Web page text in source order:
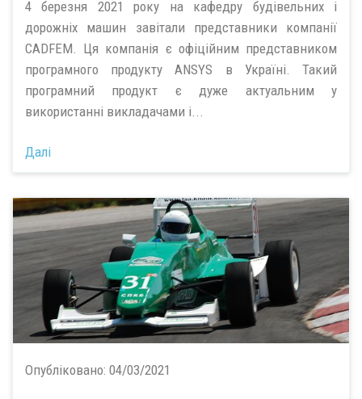
4 березня 2021 року на кафедру будівельних і
дорожніх машин завітали представники компанії
CADFEM. Ця компанія є офіційним представником
програмного продукту ANSYS в Україні. Такий
програмний продукт є дуже актуальним у
використанні викладачами і...
Далі
Опубліковано: 04/03/2021